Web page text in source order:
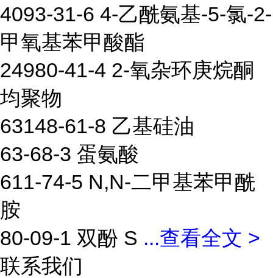
4093-31-6 4-乙酰氨基-5-氯-2-
甲氧基苯甲酸酯
24980-41-4 2-氧杂环庚烷酮
均聚物
63148-61-8 乙基硅油
63-68-3 蛋氨酸
611-74-5 N,N-二甲基苯甲酰
胺
80-09-1 双酚 S ...查看全文 >
联系我们